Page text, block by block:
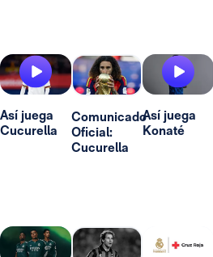
Así juega
Cucurella
Comunicado
Oficial:
Cucurella
Así juega
Konaté